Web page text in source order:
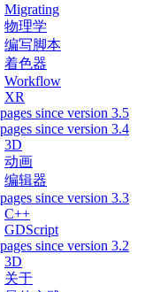
Migrating
物理学
编写脚本
着色器
Workflow
XR
since version 3.5
since version 3.4
3D
动画
编辑器
since version 3.3
C++
GDScript
since version 3.2
3D
关于